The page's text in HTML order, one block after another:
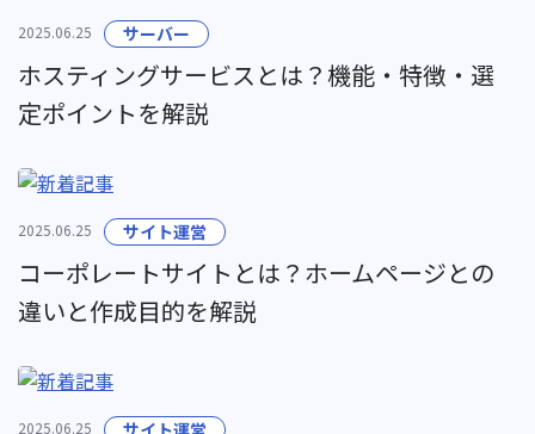
2025.06.25 サーバー
ホスティングサービスとは？機能・特徴・選
定ポイントを解説
2025.06.25 サイト運営
コーポレートサイトとは？ホームページとの
違いと作成目的を解説
2025.06.25